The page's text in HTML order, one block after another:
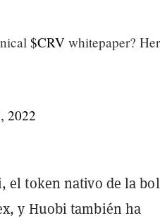
$CRV whitepaper?
2022
el token nativo de la
y Huobi también ha